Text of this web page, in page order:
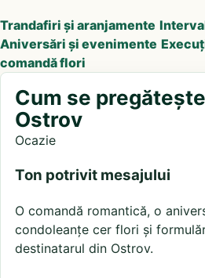
Trandafiri și aranjamente
Aniversări și evenimente
comandă flori
Cum se
Ostrov
Ocazie
Ton potrivit mesajului
O comandă romantică, o
condoleanțe cer flori și
destinatarul din Ostrov.